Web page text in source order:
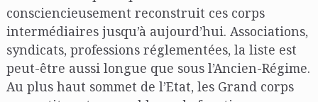
consciencieusement reconstruit ces corps
intermédiaires jusqu’à aujourd’hui. Associations,
syndicats, professions réglementées, la liste est
peut-être aussi longue que sous l’Ancien-Régime.
Au plus haut sommet de l’Etat, les Grand corps